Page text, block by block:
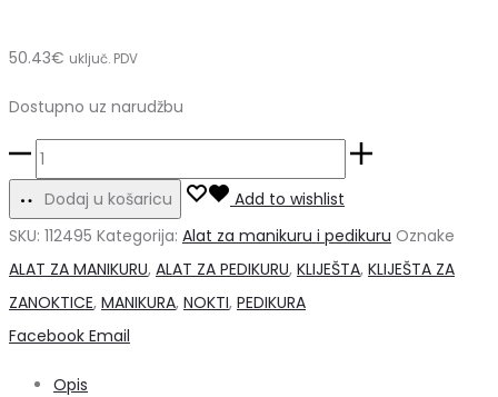
50.43€ uključ. PDV
Dostupno uz narudžbu
Snippex
kliješta
za
Dodaj u košaricu
Add to wishlist
SKU: 112495 Kategorija: Alat za manikuru i pedikuru Oznake
ALAT ZA MANIKURU, ALAT ZA PEDIKURU, KLIJEŠTA, KLIJEŠTA ZA
ZANOKTICE, MANIKURA, NOKTI, PEDIKURA
Share
Facebook Email
Opis